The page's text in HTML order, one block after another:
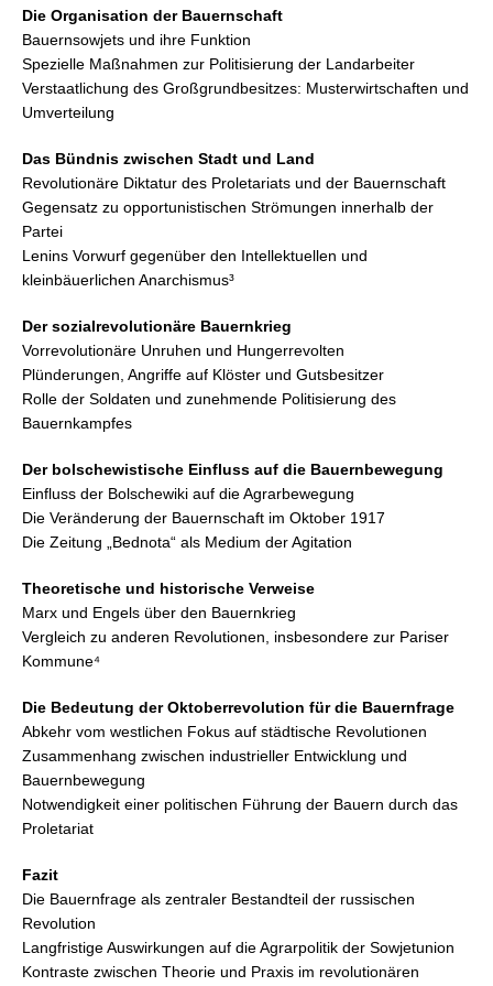
Die Organisation der Bauernschaft
Bauernsowjets und ihre Funktion
Spezielle Maßnahmen zur Politisierung der Landarbeiter
Verstaatlichung des Großgrundbesitzes: Musterwirtschaften und
Umverteilung
Das Bündnis zwischen Stadt und Land
Revolutionäre Diktatur des Proletariats und der Bauernschaft
Gegensatz zu opportunistischen Strömungen innerhalb der
Partei
Lenins Vorwurf gegenüber den Intellektuellen und
kleinbäuerlichen Anarchismus³
Der sozialrevolutionäre Bauernkrieg
Vorrevolutionäre Unruhen und Hungerrevolten
Plünderungen, Angriffe auf Klöster und Gutsbesitzer
Rolle der Soldaten und zunehmende Politisierung des
Bauernkampfes
Der bolschewistische Einfluss auf die Bauernbewegung
Einfluss der Bolschewiki auf die Agrarbewegung
Die Veränderung der Bauernschaft im Oktober 1917
Die Zeitung „Bednota“ als Medium der Agitation
Theoretische und historische Verweise
Marx und Engels über den Bauernkrieg
Vergleich zu anderen Revolutionen, insbesondere zur Pariser
Kommune⁴
Die Bedeutung der Oktoberrevolution für die Bauernfrage
Abkehr vom westlichen Fokus auf städtische Revolutionen
Zusammenhang zwischen industrieller Entwicklung und
Bauernbewegung
Notwendigkeit einer politischen Führung der Bauern durch das
Proletariat
Fazit
Die Bauernfrage als zentraler Bestandteil der russischen
Revolution
Langfristige Auswirkungen auf die Agrarpolitik der Sowjetunion
Kontraste zwischen Theorie und Praxis im revolutionären